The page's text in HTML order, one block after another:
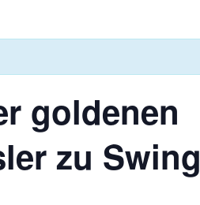
goldenen
zu Swing